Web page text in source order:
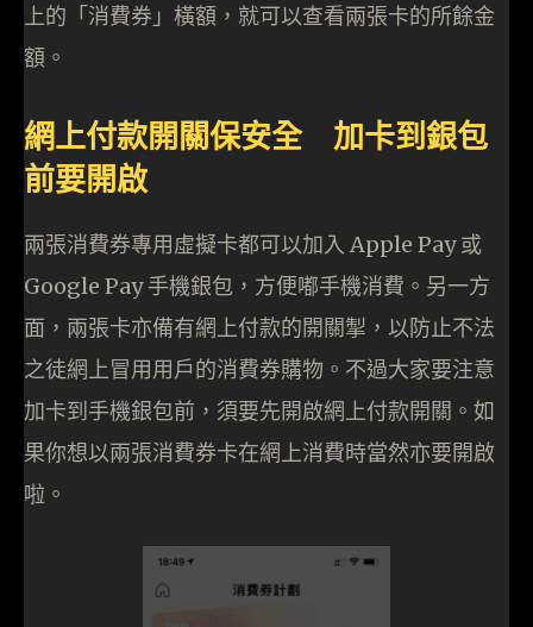
上的「消費券」橫額，就可以查看兩張卡的所餘金
額。
網上付款開關保安全 加卡到銀包
前要開啟
兩張消費券專用虛擬卡都可以加入 Apple Pay 或
Google Pay 手機銀包，方便嘟手機消費。另一方
面，兩張卡亦備有網上付款的開關掣，以防止不法
之徒網上冒用用戶的消費券購物。不過大家要注意
加卡到手機銀包前，須要先開啟網上付款開關。如
果你想以兩張消費券卡在網上消費時當然亦要開啟
啦。